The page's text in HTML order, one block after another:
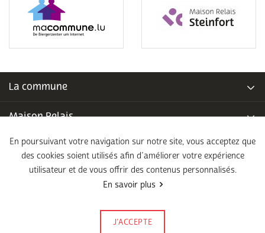
La commune
Maison Relais
Piscine communale
École fondamentale
En poursuivant votre navigation sur notre site, vous acceptez que
des cookies soient utilisés afin d’améliorer votre expérience
utilisateur et de vous offrir des contenus personnalisés.
En savoir plus
J’ACCEPTE